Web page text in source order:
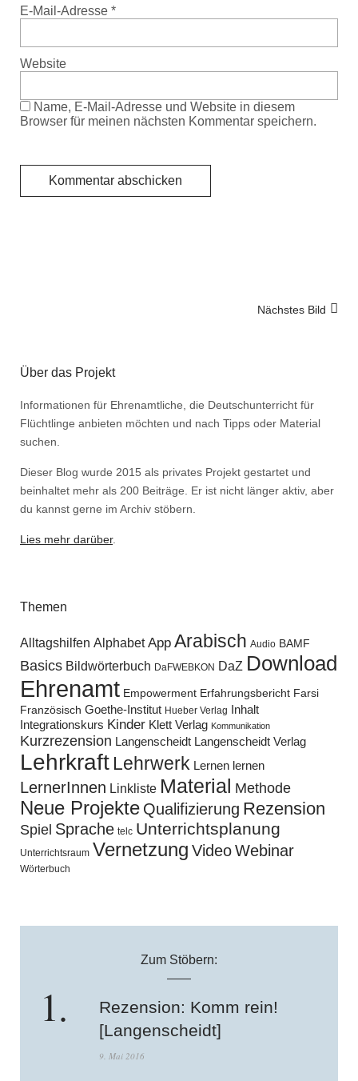
E-Mail-Adresse *
Website
Name, E-Mail-Adresse und Website in diesem
Browser für meinen nächsten Kommentar speichern.
Nächstes Bild
Über das Projekt
Informationen für Ehrenamtliche, die Deutschunterricht für
Flüchtlinge anbieten möchten und nach Tipps oder Material
suchen.
Dieser Blog wurde 2015 als privates Projekt gestartet und
beinhaltet mehr als 200 Beiträge. Er ist nicht länger aktiv, aber
du kannst gerne im Archiv stöbern.
Lies mehr darüber.
Themen
Alltagshilfen Alphabet App Arabisch Audio BAMF
Basics Bildwörterbuch DaFWEBKON DaZ Download
Ehrenamt Empowerment Erfahrungsbericht Farsi
Französisch Goethe-Institut Hueber Verlag
Inhalt
Integrationskurs Kinder Klett Verlag Kommunikation
Kurzrezension Langenscheidt Langenscheidt Verlag
LehrkraftLehrwerk Lernen lernen
LernerInnen Linkliste Material Methode
Neue Projekte Qualifizierung Rezension
Spiel Sprache telc Unterrichtsplanung
Unterrichtsraum Vernetzung VideoWebinar
Wörterbuch
Zum Stöbern:
Rezension: Komm rein!
[Langenscheidt]
9. Mai 2016